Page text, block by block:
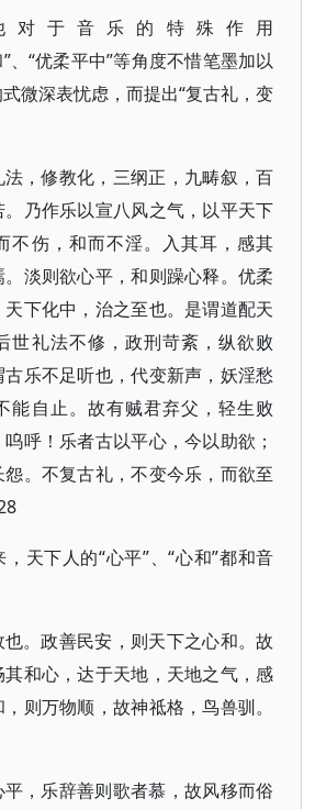
对于音乐的特殊作用
”、“优柔平中”等角度不惜笔墨加以
微深表忧虑，而提出“复古礼，变
，修教化，三纲正，九畴叙，百
乃作乐以宣八风之气，以平天下
不伤，和而不淫。入其耳，感其
淡则欲心平，和则躁心释。优柔
下化中，治之至也。是谓道配天
世礼法不修，政刑苛紊，纵欲败
乐不足听也，代变新声，妖淫愁
能自止。故有贼君弃父，轻生败
呼！乐者古以平心，今以助欲；
。不复古礼，不变今乐，而欲至
天下人的“心平”、“心和”都和音
。政善民安，则天下之心和。故
和心，达于天地，天地之气，感
则万物顺，故神祗格，鸟兽驯。
，乐辞善则歌者慕，故风移而俗